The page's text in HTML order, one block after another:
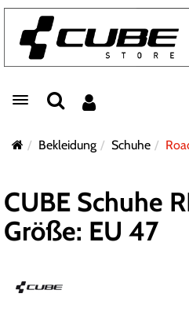
Toggle navigation
Bekleidung Schuhe
CUBE Schuhe
Größe: EU 47